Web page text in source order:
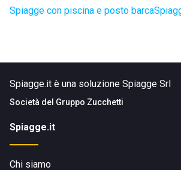
Spiagge con piscina e posto barca
Spiagge.it è una soluzione Spiagge Srl
Società del Gruppo Zucchetti
Spiagge.it
Chi siamo